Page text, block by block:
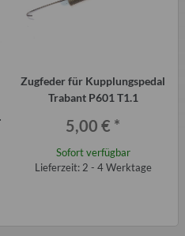
Zugfeder für Kupplungspedal
Trabant P601 T1.1
5,00 € *
Sofort verfügbar
Lieferzeit: 2 - 4 Werktage